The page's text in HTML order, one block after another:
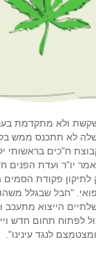
ולא מתקדמת
לא תתכנס ממש
ח"כים בראשותי
יו"ר ועדת הפנים
לתיקון פקודת הסמים
"חבל שבגלל משהו
הייצוא מתעכב
לפתוח תחום חדש
לנגד עינינו".